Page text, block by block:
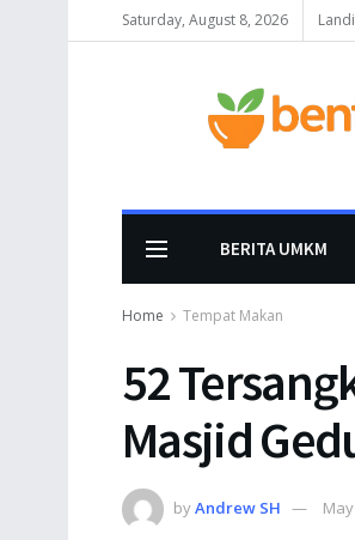
Saturday, August 8, 2026
BERITA UMKM
Home Tempat Makan
52
Masjid
byAndrew SH